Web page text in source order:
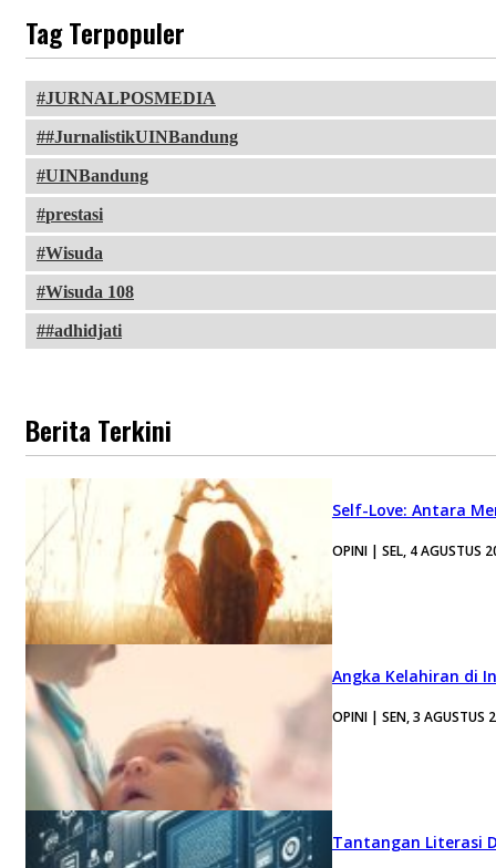
Tag Terpopuler
JURNALPOSMEDIA
#JurnalistikUINBandung
UINBandung
prestasi
Wisuda
Wisuda 108
#adhidjati
Berita Terkini
Self-Love: Antara
OPINI | SEL, 4 AGUSTUS
Angka Kelahiran di
OPINI | SEN, 3 AGUSTUS
Tantangan Literasi